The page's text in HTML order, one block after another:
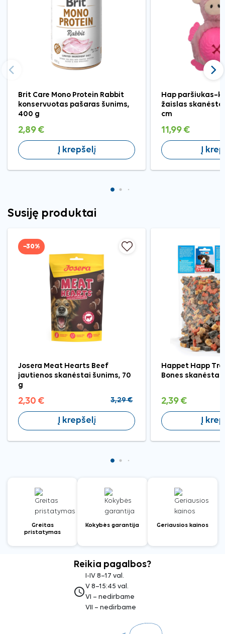
Brit Care Mono Protein Rabbit
konservuotas pašaras šunims,
400 g
2,89 €
Į krepšelį
Hap
žaislas
cm
11,99 €
Į
Ankstesnis
Susiję produktai
−30%
Josera Meat Hearts Beef
jautienos skanėstai šunims, 70
g
2,30 € 3,29 €
Į krepšelį
Happet Happ
Bones skanėstai
2,39 €
Į
Greitas
pristatymas
Kokybės garantija Geriausios kainos
Reikia pagalbos?
access_time
I-IV 8–17 val.
V 8–15:45 val.
VI – nedirbame
VII – nedirbame